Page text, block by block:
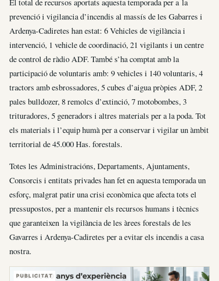
prevenció i vigilancia d’incendis al massís de les Gabarres i
Ardenya-Cadiretes han estat: 6 Vehicles de vigilància i
intervenció, 1 vehicle de coordinació, 21 vigilants i un centre
de control de ràdio ADF. També s’ha comptat amb la
participació de voluntaris amb: 9 vehicles i 140 voluntaris, 4
tractors amb esbrossadores, 5 cubes d’aigua pròpies ADF, 2
pales bulldozer, 8 remolcs d’extinció, 7 motobombes, 3
trituradores, 5 generadors i altres materials per a la poda. Tot
els materials i l’equip humà per a conservar i vigilar un àmbit
territorial de 45.000 Has. forestals.
Totes les Administracións, Departaments, Ajuntaments,
Consorcis i entitats privades han fet en aquesta temporada un
esforç, malgrat patir una crisi econòmica que afecta tots el
pressupostos, per a mantenir els recursos humans i tècnics
que garanteixen la vigilància de les àrees forestals de les
Gavarres i Ardenya-Cadiretes per a evitar els incendis a casa
nostra.
PUBLICITAT